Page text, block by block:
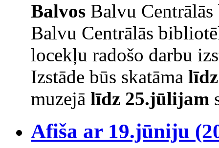
Balvos Balvu Centrālās
Balvu Centrālās
locekļu radošo darbu
Izstāde būs skatāma
muzejā līdz 25.jūlijam
Afiša ar 19.jūniju